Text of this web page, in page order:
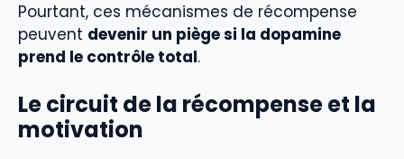
Pourtant, ces mécanismes de récompense
peuvent devenir un piège si la dopamine
prend le contrôle total.
Le circuit de la récompense et la
motivation